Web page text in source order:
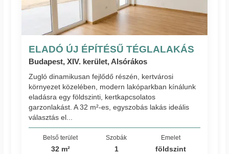
ELADÓ ÚJ ÉPÍTÉSŰ TÉGLALAKÁS
Budapest, XIV. kerület, Alsórákos
Zugló dinamikusan fejlődő részén, kertvárosi
környezet közelében, modern lakóparkban kínálunk
eladásra egy földszinti, kertkapcsolatos
garzonlakást. A 32 m²-es, egyszobás lakás ideális
választás el...
Belső terület
32 m²
Szobák
1
Emelet
földszint